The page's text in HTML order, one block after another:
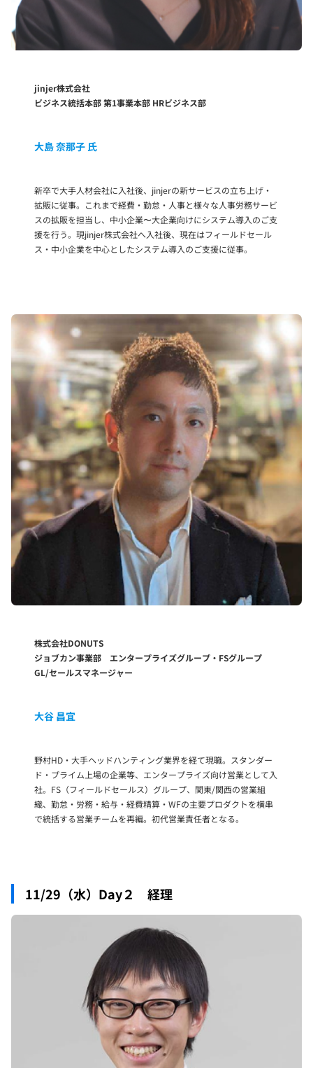
jinjer株式会社
ビジネス統括本部 第1事業本部 HRビジネス部
大島 奈那子 氏
新卒で大手人材会社に入社後、jinjerの新サービスの立ち上げ・
拡販に従事。これまで経費・勤怠・人事と様々な人事労務サービ
スの拡販を担当し、中小企業〜大企業向けにシステム導入のご支
援を行う。現jinjer株式会社へ入社後、現在はフィールドセール
ス・中小企業を中心としたシステム導入のご支援に従事。
株式会社DONUTS
ジョブカン事業部 エンタープライズグループ・FSグループ
GL/セールスマネージャー
大谷 昌宜
野村HD・大手ヘッドハンティング業界を経て現職。スタンダー
ド・プライム上場の企業等、エンタープライズ向け営業として入
社。FS（フィールドセールス）グループ、関東/関西の営業組
織、勤怠・労務・給与・経費精算・WFの主要プロダクトを横串
で統括する営業チームを再編。初代営業責任者となる。
11/29（水）Day２ 経理